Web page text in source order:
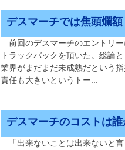
デスマーチでは焦頭爛
前回のデスマーチのエントリ
トラックバックを頂いた。総論
業界がまだまだ未成熟だという
責任も大きいというトー...
デスマーチのコストは
「出来ないことは出来ないと